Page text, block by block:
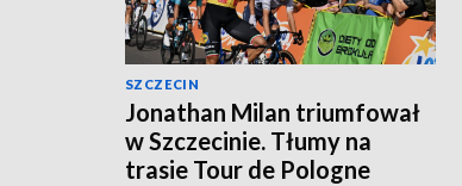
SZCZECIN
Jonathan Milan triumfował
w Szczecinie. Tłumy na
trasie Tour de Pologne